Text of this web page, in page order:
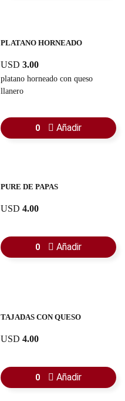
PLATANO HORNEADO
USD 3.00
platano horneado con queso
llanero
0 Añadir
PURE DE PAPAS
USD 4.00
0 Añadir
TAJADAS CON QUESO
USD 4.00
0 Añadir